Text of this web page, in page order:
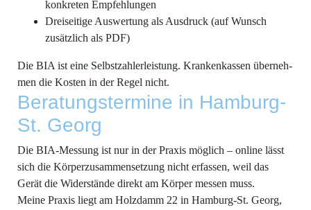
kon­kre­ten Empfehlungen
Drei­sei­ti­ge Aus­wer­tung als Aus­druck (auf Wunsch
zusätz­lich als PDF)
Die BIA ist eine Selbst­zah­ler­leis­tung. Kran­ken­kas­sen über­neh­
men die Kos­ten in der Regel nicht.
Bera­tungs­ter­mi­ne in Ham­burg-
St. Georg
Die BIA-Mes­sung ist nur in der Pra­xis mög­lich – online lässt
sich die Kör­per­zu­sam­men­set­zung nicht erfas­sen, weil das
Gerät die Wider­stän­de direkt am Kör­per mes­sen muss.
Mei­ne Pra­xis liegt am Holz­damm 22 in Ham­burg-St. Georg,